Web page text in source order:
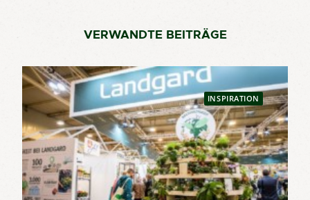
VERWANDTE BEITRÄGE
INSPIRATION